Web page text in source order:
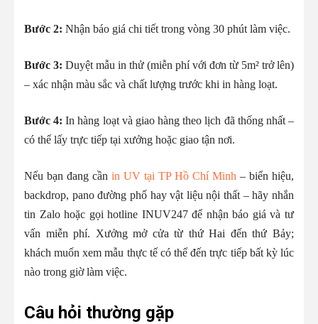
Bước 2: Nhận báo giá chi tiết trong vòng 30 phút làm việc.
Bước 3: Duyệt mẫu in thử (miễn phí với đơn từ 5m² trở lên)
– xác nhận màu sắc và chất lượng trước khi in hàng loạt.
Bước 4: In hàng loạt và giao hàng theo lịch đã thống nhất –
có thể lấy trực tiếp tại xưởng hoặc giao tận nơi.
Nếu bạn đang cần in UV tại TP Hồ Chí Minh – biển hiệu,
backdrop, pano đường phố hay vật liệu nội thất – hãy nhắn
tin Zalo hoặc gọi hotline INUV247 để nhận báo giá và tư
vấn miễn phí. Xưởng mở cửa từ thứ Hai đến thứ Bảy;
khách muốn xem mẫu thực tế có thể đến trực tiếp bất kỳ lúc
nào trong giờ làm việc.
Câu hỏi thường gặp